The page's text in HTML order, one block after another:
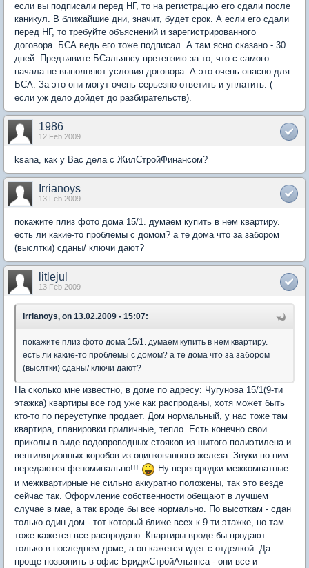
если вы подписали перед НГ, то на регистрацию его сдали после
каникул. В ближайшие дни, значит, будет срок. А если его сдали
перед НГ, то требуйте объяснений и зарегистрированного
договора. БСА ведь его тоже подписал. А там ясно сказано - 30
дней. Предъявите БСальянсу претензию за то, что с самого
начала не выполняют условия договора. А это очень опасно для
БСА. За это они могут очень серьезно ответить и уплатить. (
если уж дело дойдет до разбирательств).
1986
12 Feb 2009
ksana, как у Вас дела с ЖилСтройФинансом?
Irrianoys
13 Feb 2009
покажите плиз фото дома 15/1. думаем купить в нем квартиру.
есть ли какие-то проблемы с домом? а те дома что за забором
(выслтки) сданы/ ключи дают?
litlejul
13 Feb 2009
Irrianoys, on 13.02.2009 - 15:07:
покажите плиз фото дома 15/1. думаем купить в нем квартиру.
есть ли какие-то проблемы с домом? а те дома что за забором
(выслтки) сданы/ ключи дают?
На сколько мне известно, в доме по адресу: Чугунова 15/1(9-ти
этажка) квартиры все год уже как распроданы, хотя может быть
кто-то по переуступке продает. Дом нормальный, у нас тоже там
квартира, планировки приличные, тепло. Есть конечно свои
приколы в виде водопроводных стояков из шитого полиэтилена и
вентиляционных коробов из оцинкованного железа. Звуки по ним
передаются феноминально!!!
Ну перегородки межкомнатные
и межквартирные не сильно аккуратно положены, так это везде
сейчас так. Оформление собственности обещают в лучшем
случае в мае, а так вроде бы все нормально. По высоткам - сдан
только один дом - тот который ближе всех к 9-ти этажке, но там
тоже кажется все распродано. Квартиры вроде бы продают
только в последнем доме, а он кажется идет с отделкой. Да
проще позвонить в офис БриджСтройАльянса - они все и